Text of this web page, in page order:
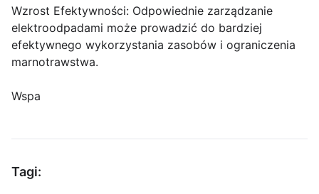
Wzrost Efektywności: Odpowiednie zarządzanie
elektroodpadami może prowadzić do bardziej
efektywnego wykorzystania zasobów i ograniczenia
marnotrawstwa.
Wspa
Tagi: